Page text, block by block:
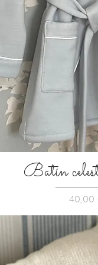
Batín
Precio
40,00